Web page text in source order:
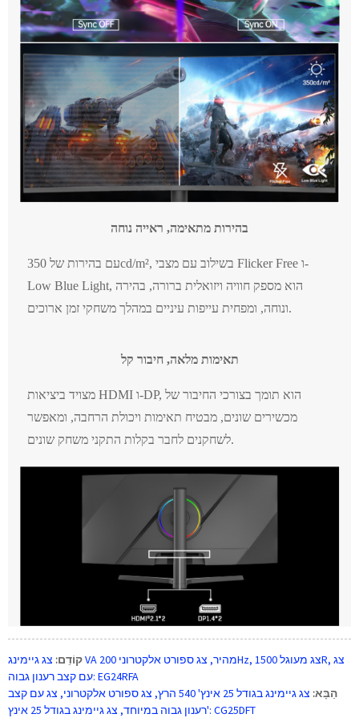
בהירות מתאימה, ראייה נוחה
עם בהירות של 350cd/m², בשילוב עם מצבי Flicker Free ו-
Low Blue Light, הוא מספק חוויה ויזואלית ברורה, בהירה
ונוחה, ומפחית עייפות עיניים במהלך משחקי זמן ארוכים.
תאימות מלאה, חיבור קל
מצויד ביציאות HDMI ו-DP, הוא תומך בצורכי החיבור של
מכשירים שונים, מבטיח תאימות ויכולת הרחבה, ומאפשר
לשחקנים לחבר בקלות התקני משחק שונים.
קוֹדֵם: צג גיימינג VA מהיר, צג ספורט אלקטרוני 200Hz, צג מעוגל 1500R, צג
עם קצב רענון גבוה: EG24RFA
הַבָּא:
צג גיימינג בגודל 25 אינץ' 540 הרץ, צג ספורט אלקטרוני, צג עם קצב
רענון גבוה במיוחד, צג גיימינג בגודל 25 אינץ': CG25DFT